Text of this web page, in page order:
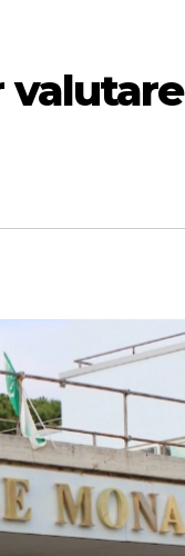
valutare